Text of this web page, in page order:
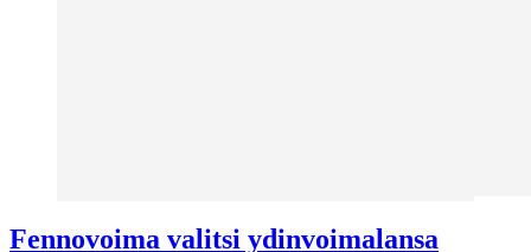
Fennovoima valitsi ydinvoimalansa